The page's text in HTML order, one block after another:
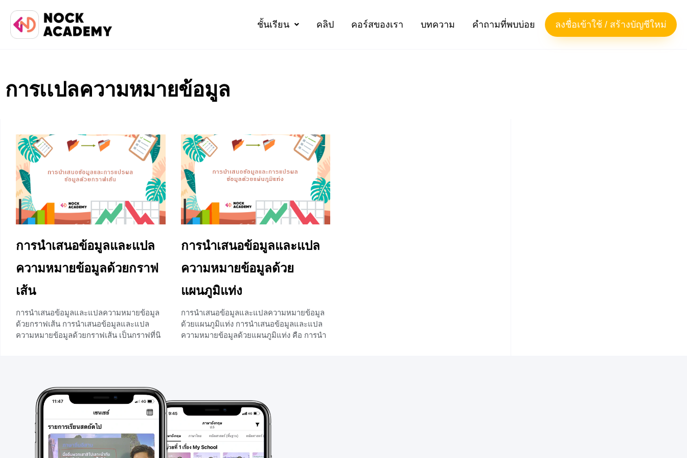
ชั้นเรียน คลิป คอร์สของเรา บทความ คำถามที่พบบ่อย ลงชื่อเข้าใช้ / สร้างบัญชีใหม่
การเเปลความหมายข้อมูล
การนำเสนอข้อมูลและแปล
ความหมายข้อมูลด้วยกราฟ
เส้น
การนำเสนอข้อมูลและแปลความหมายข้อมูล
ด้วยกราฟเส้น การนำเสนอข้อมูลและแปล
ความหมายข้อมูลด้วยกราฟเส้น เป็นกราฟที่นิ
ช่วยให้เห็นการเปลี่ยนเเปลงของข้อมูลได้อย่าง
รวดเร็ว รวมไปถึงเเสดงถึงความสัมพันธ์ต่าง ๆ
ของข้อมูล ซึ่งสามารถนำไปใช้ในการพยากรณ์
เกี่ยวกับข้อมูลนั้น ๆ ได้ ตัวอย่างรูปเเบบของ
กราฟเส้นที่สามารถพบเห็นได้ทั่วไปในชีวิต
ประจำวัน ตัวอย่างการนำเสนอข้อมูลเเละเเปล
การนำเสนอข้อมูลและแปล
ความหมายข้อมูลด้วย
แผนภูมิแท่ง
การนำเสนอข้อมูลและแปลความหมายข้อมูล
ด้วยแผนภูมิแท่ง การนำเสนอข้อมูลและแปล
ความหมายข้อมูลด้วยแผนภูมิแท่ง คือ การนำ
วนอนก็ได้ การนำเสนอข้อมูลและแปลความ
หมายข้อมูลด้วยแผนภูมิแท่งเปรียบเทียบ คือ
การนำเสนอข้อมูลโดยเปรียบเทียบข้อมูลตั้งเเต่
2 ชุดขึ้นไปในแผนภูมิเดียวกัน โดยมีเเท่งสี่เหลี่
ยมที่เเสดงข้อมูลชนิดเดียวกันอยู่ด้วยกันเป็น